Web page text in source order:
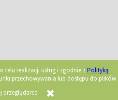
realizacji usług i zgodnie zPolityką
przechowywania lub dostępu do plików
przeglądarce.